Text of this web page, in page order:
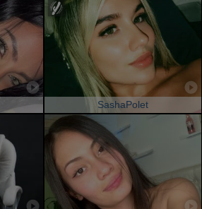
SashaPolet